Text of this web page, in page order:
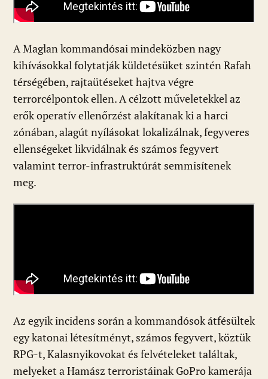
A Maglan kommandósai mindeközben nagy
kihívásokkal folytatják küldetésüket szintén Rafah
térségében, rajtaütéseket hajtva végre
terrorcélpontok ellen. A célzott műveletekkel az
erők operatív ellenőrzést alakítanak ki a harci
zónában, alagút nyílásokat lokalizálnak, fegyveres
ellenségeket likvidálnak és számos fegyvert
valamint terror-infrastruktúrát semmisítenek
meg.
Az egyik incidens során a kommandósok átfésültek
egy katonai létesítményt, számos fegyvert, köztük
RPG-t, Kalasnyikovokat és felvételeket találtak,
melyeket a Hamász terroristáinak GoPro kamerája